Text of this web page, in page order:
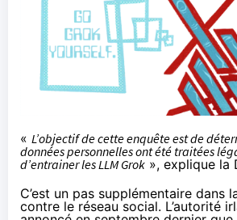
« L’objectif de cette enquête est de
données personnelles ont été traitées
d’entrainer les LLM Grok », explique la
C’est un pas supplémentaire dans
contre le réseau social. L’autorité